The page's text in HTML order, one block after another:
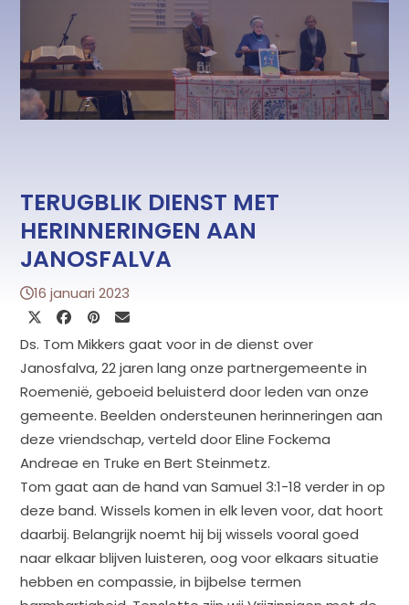
TERUGBLIK DIENST MET
HERINNERINGEN AAN
JANOSFALVA
16 januari 2023
Ds. Tom Mikkers gaat voor in de dienst over
Janosfalva, 22 jaren lang onze partnergemeente in
Roemenië, geboeid beluisterd door leden van onze
gemeente. Beelden ondersteunen herinneringen aan
deze vriendschap, verteld door Eline Fockema
Andreae en Truke en Bert Steinmetz.
Tom gaat aan de hand van Samuel 3:1-18 verder in op
deze band. Wissels komen in elk leven voor, dat hoort
daarbij. Belangrijk noemt hij bij wissels vooral goed
naar elkaar blijven luisteren, oog voor elkaars situatie
hebben en compassie, in bijbelse termen